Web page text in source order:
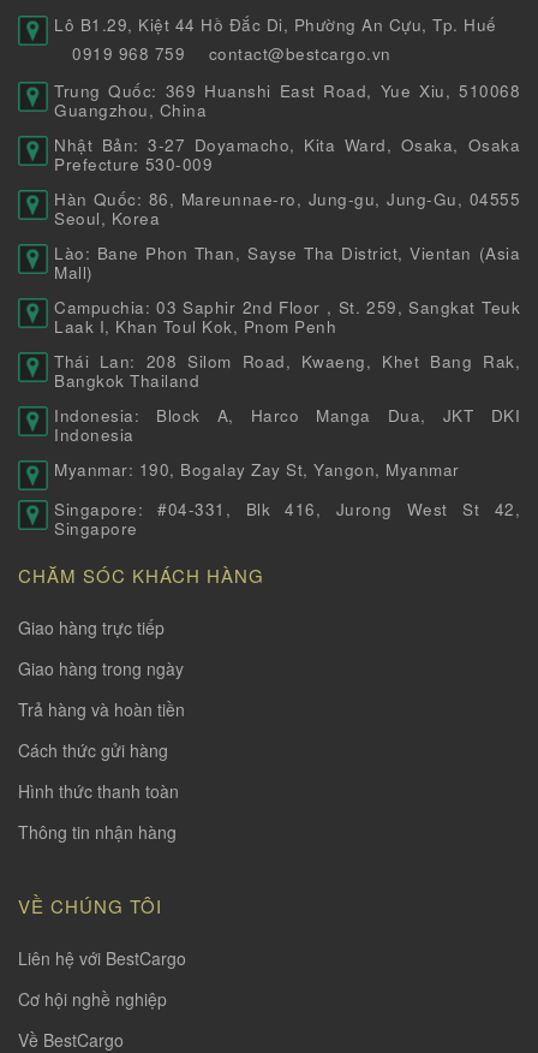
Lô B1.29, Kiệt 44 Hồ Đắc Di, Phường An Cựu, Tp. Huế
0919 968 759
contact@bestcargo.vn
Trung Quốc: 369 Huanshi East Road, Yue Xiu, 510068
Guangzhou, China
Nhật Bản: 3-27 Doyamacho, Kita Ward, Osaka, Osaka
Prefecture 530-009
Hàn Quốc: 86, Mareunnae-ro, Jung-gu, Jung-Gu, 04555
Seoul, Korea
Lào: Bane Phon Than, Sayse Tha District, Vientan (Asia
Mall)
Campuchia: 03 Saphir 2nd Floor , St. 259, Sangkat Teuk
Laak I, Khan Toul Kok, Pnom Penh
Thái Lan: 208 Silom Road, Kwaeng, Khet Bang Rak,
Bangkok Thailand
Indonesia: Block A, Harco Manga Dua, JKT DKI
Indonesia
Myanmar: 190, Bogalay Zay St, Yangon, Myanmar
Singapore: #04-331, Blk 416, Jurong West St 42,
Singapore
CHĂM SÓC KHÁCH HÀNG
Giao hàng trực tiếp
Giao hàng trong ngày
Trả hàng và hoàn tiền
Cách thức gửi hàng
Hình thức thanh toàn
Thông tin nhận hàng
VỀ CHÚNG TÔI
Liên hệ với BestCargo
Cơ hội nghề nghiệp
Về BestCargo